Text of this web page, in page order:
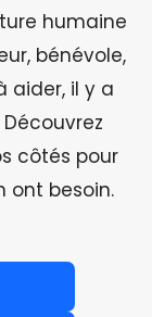
humaine
bénévole,
aider, il y a
côtés pour
ont besoin.